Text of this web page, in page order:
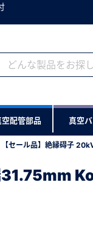
空配管部品 真空
【セール品】絶縁碍子
31.75mm
のダウンロードを
みでない方
がご利用いただけ